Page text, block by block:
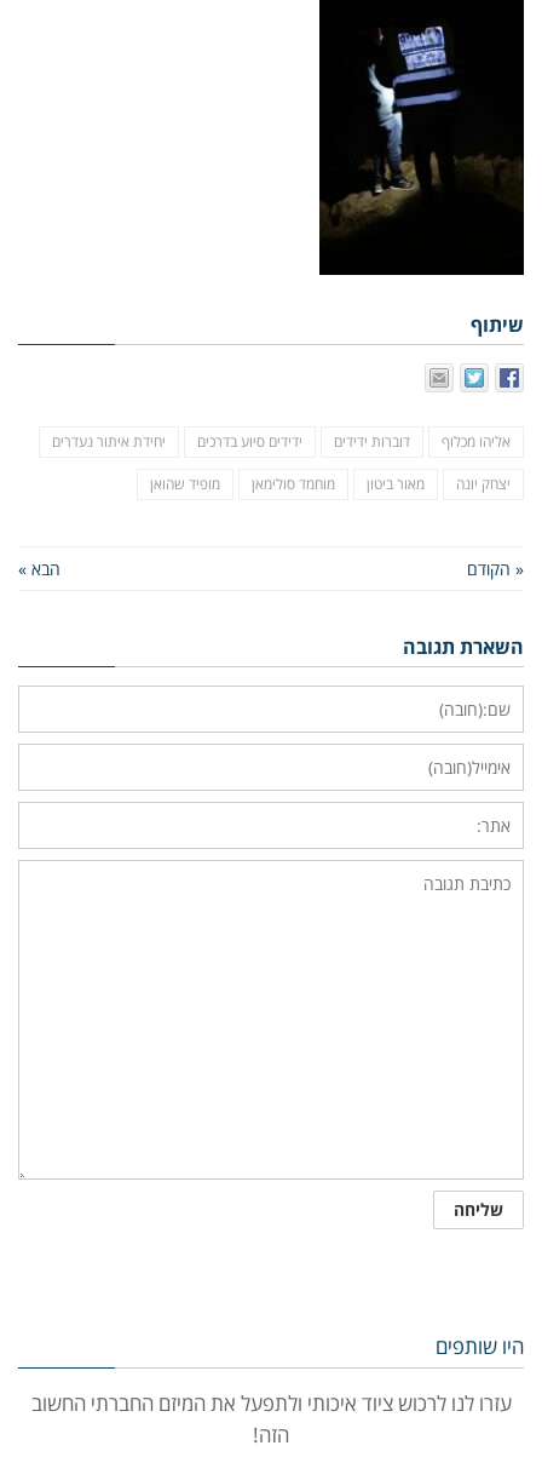
שיתוף
אליהו מכלוף דוברות ידידים ידידים סיוע בדרכים יחידת איתור נעדרים
יצחק יונה מאור ביטון מוחמד סולימאן מופיד שהואן
« הקודם הבא »
השארת תגובה
היו שותפים
עזרו לנו לרכוש ציוד איכותי ולתפעל את המיזם החברתי החשוב
הזה!